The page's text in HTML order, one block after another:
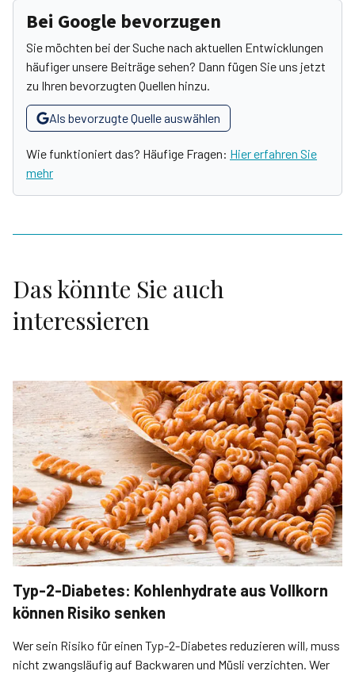
Bei Google bevorzugen
Sie möchten bei der Suche nach aktuellen Entwicklungen
häufiger unsere Beiträge sehen? Dann fügen Sie uns jetzt
zu Ihren bevorzugten Quellen hinzu.
Als bevorzugte Quelle auswählen
Wie funktioniert das? Häufige Fragen: Hier erfahren Sie
mehr
Das könnte Sie auch
interessieren
Typ-2-Diabetes: Kohlenhydrate aus Vollkorn
können Risiko senken
Wer sein Risiko für einen Typ-2-Diabetes reduzieren will, muss
nicht zwangsläufig auf Backwaren und Müsli verzichten. Wer